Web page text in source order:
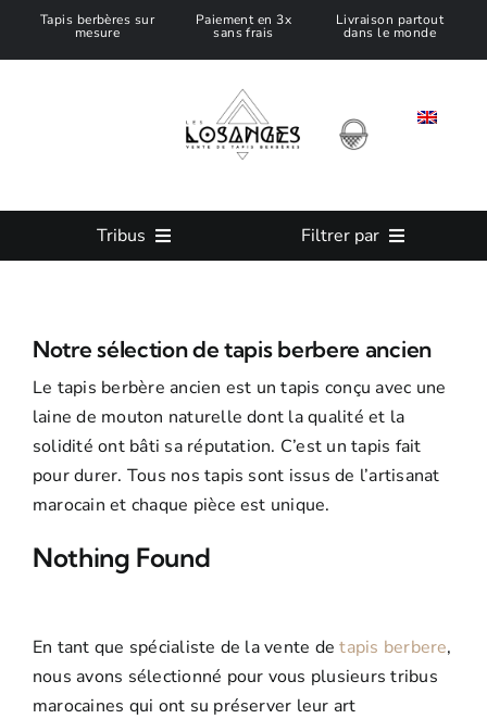
PasserTapis berbères sur
mesure
Paiement en 3x
sans frais
Livraison partout
dans le monde
Tribus
Tapis Beni Ouarain
Tapis Boucherouite
Filtrer par
Tapis sur mesure
Promos
Notre sélection de tapis berbere ancien
Le tapis berbère ancien est un tapis conçu avec une
laine de mouton naturelle dont la qualité et la
solidité ont bâti sa réputation. C’est un tapis fait
pour durer. Tous nos tapis sont issus de l’artisanat
marocain et chaque pièce est unique.
Nothing Found
En tant que spécialiste de la vente de tapis berbere,
nous avons sélectionné pour vous plusieurs tribus
marocaines qui ont su préserver leur art